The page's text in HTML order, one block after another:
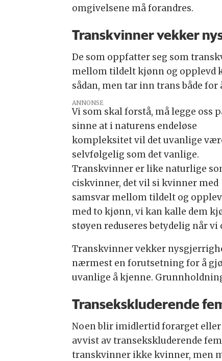
omgivelsene må forandres.
Transkvinner vekker
De som oppfatter seg som
mellom tildelt kjønn og opplevd
sådan, men tar inn trans både
ANNONSE
Vi som skal forstå, må legge oss
sinne at i naturens endeløse
kompleksitet vil det uvanlige
selvfølgelig som det vanlige.
Transkvinner er like naturlige
ciskvinner, det vil si kvinner med
samsvar mellom tildelt og
med to kjønn, vi kan kalle dem
støyen reduseres betydelig når
Transkvinner vekker
nærmest en forutsetning for å
uvanlige å kjenne.
Transekskluderende
Noen blir imidlertid forarget
avvist av transekskluderende
transkvinner ikke kvinner, men